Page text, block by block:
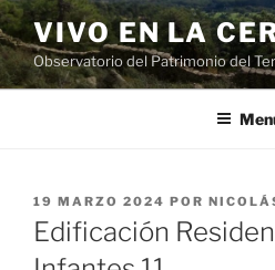
Saltar
al
contenido
VIVO EN LA
Observatorio del Patrimonio del
PUBLICADO
EL
19 MARZO 2024 POR
Edificación